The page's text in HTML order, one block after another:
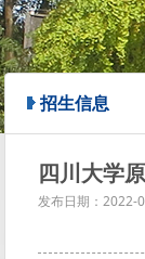
招生信息
四川大学
发布日期： 2022-